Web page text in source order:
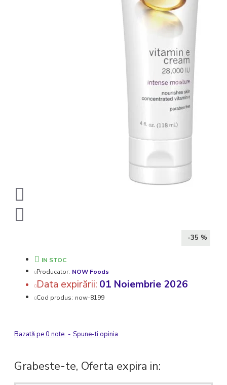
-35 %
IN STOC
Producator: NOW Foods
Data expirării: 01 Noiembrie 2026
Cod produs: now-8199
Bazată pe 0 note. - Spune-ti opinia
Grabeste-te, Oferta expira in: